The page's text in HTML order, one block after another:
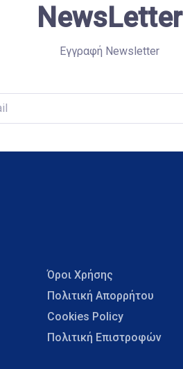
NewsLetter
Εγγραφή Newsletter
Όροι Χρήσης
Πολιτική Απορρήτου
Cookies Policy
Πολιτική Επιστροφών